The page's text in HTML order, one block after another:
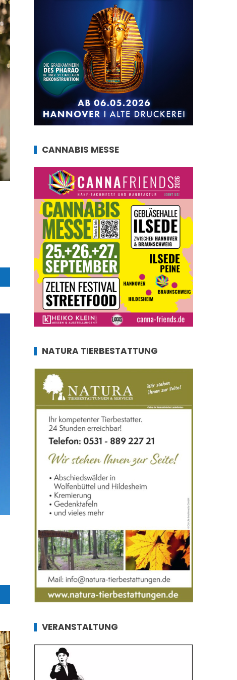
CANNABIS MESSE
NATURA TIERBESTATTUNG
VERANSTALTUNG